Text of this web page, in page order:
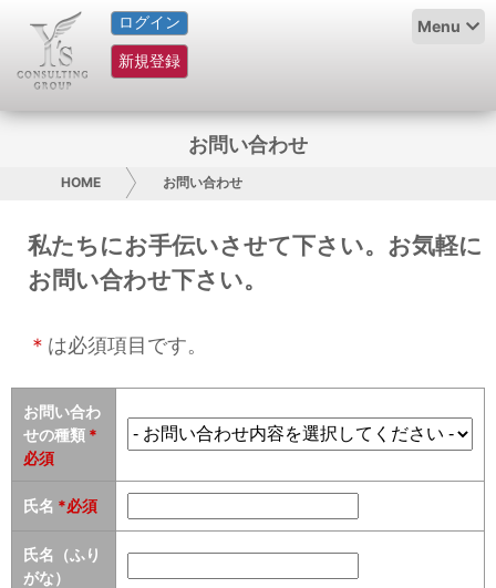
ログイン
新規登録
Menu
HOME
サービス紹介
グループ概要
採用情報
お問い合わせ
日本人にPR
リサーチ
セミナー
経済ニュース
お問い合わせ
HOME お問い合わせ
私たちにお手伝いさせて下さい。お気軽に
お問い合わせ下さい。
＊ は必須項目です。
お問い合わ
せの種類 *
必須
氏名 *必須
氏名（ふり
がな）